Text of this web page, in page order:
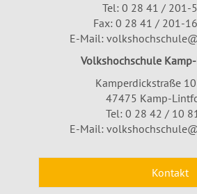
Tel: 0 28 41 / 201-
Fax: 0 28 41 / 201-
E-Mail:
Volkshochschule
Kamperdickstraße
47475 Kamp-
Tel: 0 28 42 / 10
E-Mail:
Kontakt